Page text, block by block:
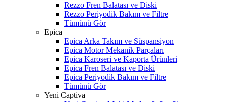
Rezzo Fren Balatası ve Diski
Rezzo Periyodik Bakım ve Filtre
Tümünü Gör
Epica
Epica Arka Takım ve Süspansiyon
Epica Motor Mekanik Parçaları
Epica Karoseri ve Kaporta Ürünleri
Epica Fren Balatası ve Diski
Epica Periyodik Bakım ve Filtre
Tümünü Gör
Yeni Captiva